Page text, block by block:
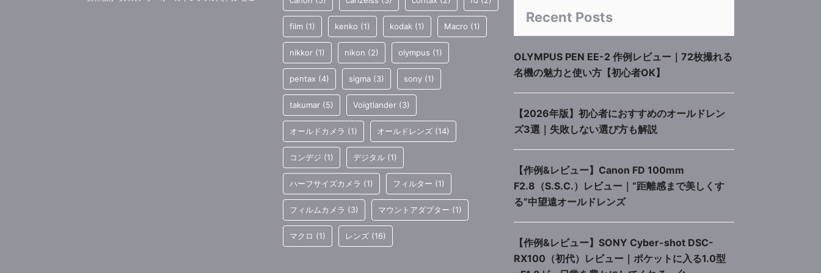
film (1) kenko (1) kodak (1) Macro (1)
nikkor (1) nikon (2) olympus (1)
pentax (4) sigma (3) sony (1)
takumar (5) Voigtlander (3)
オールドカメラ (1) オールドレンズ (14)
コンデジ (1) デジタル (1)
ハーフサイズカメラ (1) フィルター (1)
フィルムカメラ (3) マウントアダプター (1)
マクロ (1) レンズ (16)
Recent Posts
OLYMPUS PEN EE-2 作例レビュー｜72枚撮れる
名機の魅力と使い方【初心者OK】
【2026年版】初心者におすすめのオールドレン
ズ3選｜失敗しない選び方も解説
【作例&レビュー】Canon FD 100mm
F2.8（S.S.C.）レビュー｜“距離感まで美しくす
る”中望遠オールドレンズ
【作例&レビュー】SONY Cyber-shot DSC-
RX100（初代）レビュー｜ポケットに入る1.0型